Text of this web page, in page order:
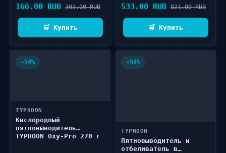
166.00 RUB 303.00 RUB
🛒 Купить
533.00 RUB 821.00 RUB
🛒 Купить
-54%
TYPHOON
Кислородный
пятновыводитель
TYPHOON Oxy-Pro 270 г
-58%
TYPHOON
Пятновыводитель и
отбеливатель в